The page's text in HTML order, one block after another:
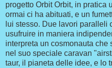
progetto Orbit Orbit, in pratica
ormai ci ha abituati, e un
lui stesso. Due lavori paralleli
usufruire in maniera
interpreta un cosmonauta
nel suo speciale caravan
taur, il pianeta delle idee, e lo